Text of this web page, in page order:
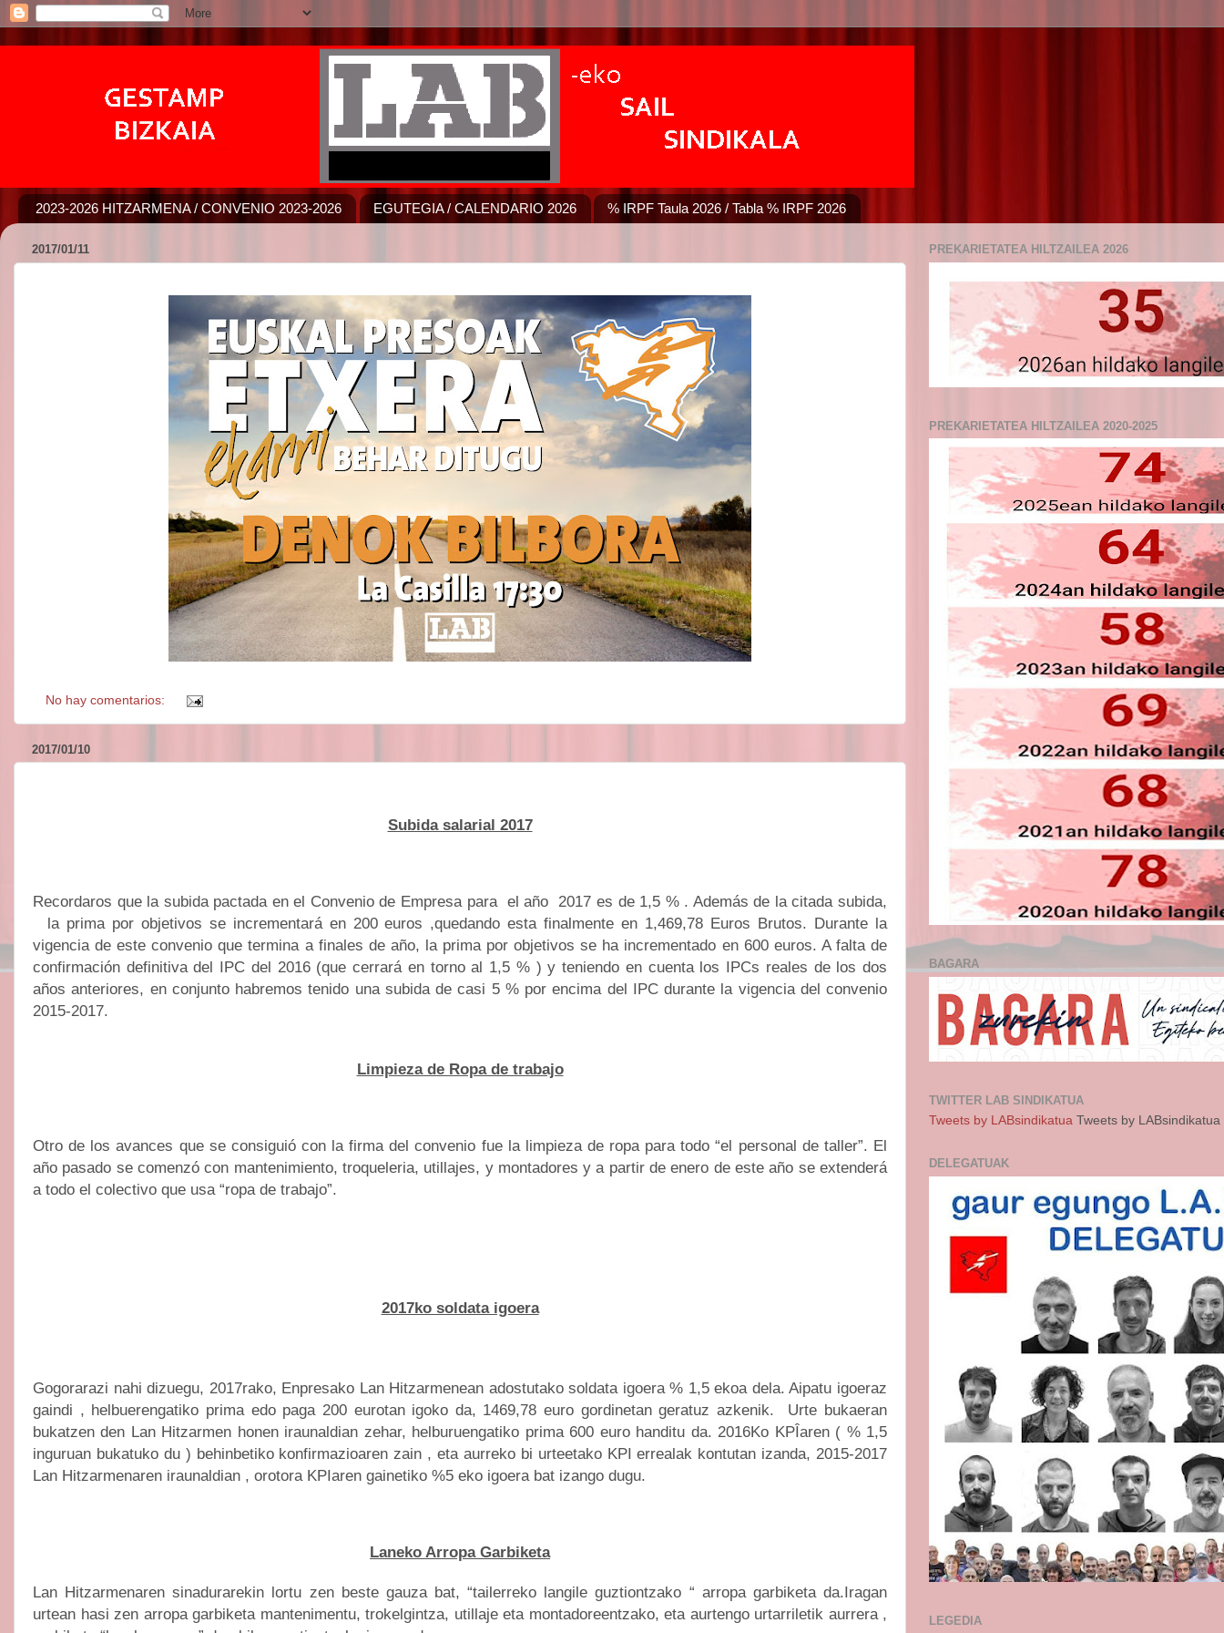
2023-2026 HITZARMENA / CONVENIO 2023-2026 EGUTEGIA / CALENDARIO 2026 % IRPF Taula 2026 / Tabla % IRPF 2026
2017/01/11
No hay comentarios:
2017/01/10
Subida salarial 2017
Recordaros que la subida pactada en el Convenio de Empresa para el año 2017 es de 1,5 % . Además de la citada subida,
la prima por objetivos se incrementará en 200 euros ,quedando esta finalmente en 1,469,78 Euros Brutos. Durante la
vigencia de este convenio que termina a finales de año, la prima por objetivos se ha incrementado en 600 euros. A falta de
confirmación definitiva del IPC del 2016 (que cerrará en torno al 1,5 % ) y teniendo en cuenta los IPCs reales de los dos
años anteriores, en conjunto habremos tenido una subida de casi 5 % por encima del IPC durante la vigencia del convenio
2015-2017.
Limpieza de Ropa de trabajo
Otro de los avances que se consiguió con la firma del convenio fue la limpieza de ropa para todo “el personal de taller”. El
año pasado se comenzó con mantenimiento, troqueleria, utillajes, y montadores y a partir de enero de este año se extenderá
a todo el colectivo que usa “ropa de trabajo”.
2017ko soldata igoera
Gogorarazi nahi dizuegu, 2017rako, Enpresako Lan Hitzarmenean adostutako soldata igoera % 1,5 ekoa dela. Aipatu igoeraz
gaindi , helbuerengatiko prima edo paga 200 eurotan igoko da, 1469,78 euro gordinetan geratuz azkenik.
Urte bukaeran
bukatzen den Lan Hitzarmen honen iraunaldian zehar, helburuengatiko prima 600 euro handitu da. 2016Ko KPÎaren ( % 1,5
inguruan bukatuko du ) behinbetiko konfirmazioaren zain , eta aurreko bi urteetako KPI errealak kontutan izanda, 2015-2017
Lan Hitzarmenaren iraunaldian , orotora KPIaren gainetiko %5 eko igoera bat izango dugu.
Laneko Arropa Garbiketa
Lan Hitzarmenaren sinadurarekin lortu zen beste gauza bat, “tailerreko langile guztiontzako “ arropa garbiketa da.Iragan
urtean hasi zen arropa garbiketa mantenimentu, trokelgintza, utillaje eta montadoreentzako, eta aurtengo urtarriletik aurrera ,
PREKARIETATEA HILTZAILEA 2026
PREKARIETATEA HILTZAILEA 2020-2025
BAGARA
TWITTER LAB SINDIKATUA
Tweets by LABsindikatua Tweets by LABsindikatua
DELEGATUAK
LEGEDIA